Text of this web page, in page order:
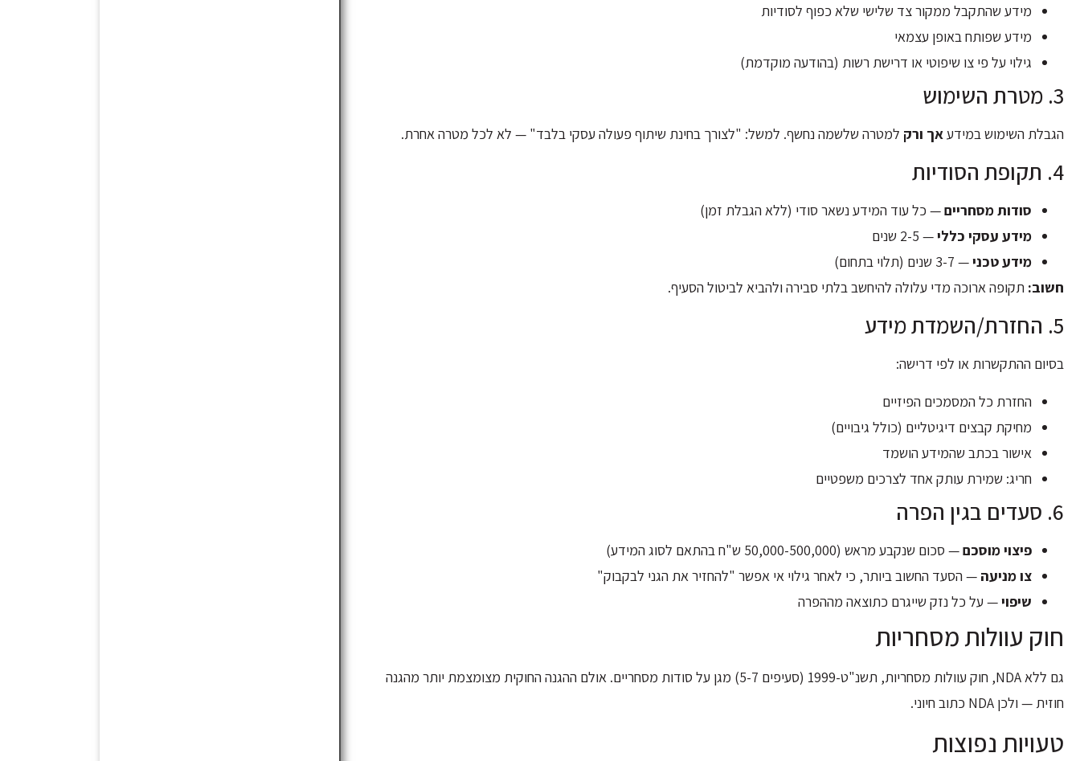
מידע שהתקבל ממקור צד שלישי שלא כפוף לסודיות
מידע שפותח באופן עצמאי
גילוי על פי צו שיפוטי או דרישת רשות (בהודעה מוקדמת)
3. מטרת השימוש
הגבלת השימוש במידע אך ורק למטרה שלשמה נחשף. למשל: "לצורך בחינת שיתוף פעולה עסקי בלבד" — לא לכל מטרה אחרת.
4. תקופת הסודיות
סודות מסחריים— כל עוד המידע נשאר סודי (ללא הגבלת זמן)
מידע עסקי כללי— 2-5 שנים
מידע טכני— 3-7 שנים (תלוי בתחום)
חשוב: תקופה ארוכה מדי עלולה להיחשב בלתי סבירה ולהביא לביטול הסעיף.
5. החזרת/השמדת מידע
בסיום ההתקשרות או לפי דרישה:
החזרת כל המסמכים הפיזיים
מחיקת קבצים דיגיטליים (כולל גיבויים)
אישור בכתב שהמידע הושמד
חריג: שמירת עותק אחד לצרכים משפטיים
6. סעדים בגין הפרה
פיצוי מוסכם— סכום שנקבע מראש (50,000-500,000 ש"ח בהתאם לסוג המידע)
צו מניעה — הסעד החשוב ביותר, כי לאחר גילוי אי אפשר "להחזיר את הגני לבקבוק"
שיפוי— על כל נזק שייגרם כתוצאה מההפרה
חוק עוולות מסחריות
גם ללא NDA, חוק עוולות מסחריות, תשנ"ט-1999 (סעיפים 5-7) מגן על סודות מסחריים. אולם ההגנה החוקית מצומצמת יותר מהגנה
חוזית — ולכן NDA כתוב חיוני.
טעויות נפוצות